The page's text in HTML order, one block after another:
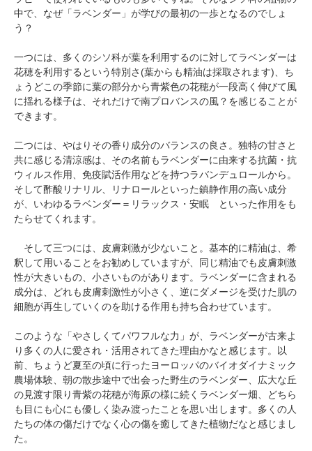
中で、なぜ「ラベンダー」が学びの最初の一歩となるのでしょ
う？
一つには、多くのシソ科が葉を利用するのに対してラベンダーは
花穂を利用するという特別さ(葉からも精油は採取されます)、ち
ょうどこの季節に葉の部分から青紫色の花穂が一段高く伸びて風
に揺れる様子は、それだけで南プロバンスの風？を感じることが
できます。
二つには、やはりその香り成分のバランスの良さ。独特の甘さと
共に感じる清涼感は、その名前もラベンダーに由来する抗菌・抗
ウィルス作用、免疫賦活作用などを持つラバンデュロールから。
そして酢酸リナリル、リナロールといった鎮静作用の高い成分
が、いわゆるラベンダー＝リラックス・安眠 といった作用をも
たらせてくれます。
そして三つには、皮膚刺激が少ないこと。基本的に精油は、希
釈して用いることをお勧めしていますが、同じ精油でも皮膚刺激
性が大きいもの、小さいものがあります。ラベンダーに含まれる
成分は、どれも皮膚刺激性が小さく、逆にダメージを受けた肌の
細胞が再生していくのを助ける作用も持ち合わせています。
このような「やさしくてパワフルな力」が、ラベンダーが古来よ
り多くの人に愛され・活用されてきた理由かなと感じます。以
前、ちょうど夏至の頃に行ったヨーロッパのバイオダイナミック
農場体験、朝の散歩途中で出会った野生のラベンダー、広大な丘
の見渡す限り青紫の花穂が海原の様に続くラベンダー畑、どちら
も目にも心にも優しく染み渡ったことを思い出します。多くの人
たちの体の傷だけでなく心の傷を癒してきた植物だなと感じまし
た。